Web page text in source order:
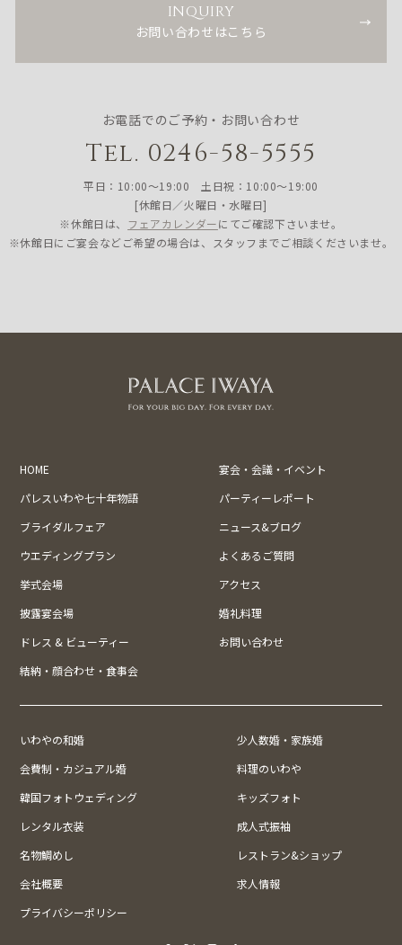
INQUIRY
お問い合わせはこちら
お電話でのご予約・お問い合わせ
Tel. 0246-58-5555
平日：10:00〜19:00 土日祝：10:00〜19:00
[休館日／火曜日・水曜日]
※休館日は、 フェアカレンダーにてご確認下さいませ。
※休館日にご宴会などご希望の場合は、スタッフまでご相談くださいませ。
HOME
宴会・会議・イベント
パレスいわや七十年物語
パーティーレポート
ブライダルフェア
ニュース&ブログ
ウエディングプラン
よくあるご質問
挙式会場
アクセス
披露宴会場
婚礼料理
ドレス & ビューティー
お問い合わせ
結納・顔合わせ・食事会
いわやの和婚
少人数婚・家族婚
会費制・カジュアル婚
料理のいわや
韓国フォトウェディング
キッズフォト
レンタル衣装
成人式振袖
名物鯛めし
レストラン&ショップ
会社概要
求人情報
プライバシーポリシー